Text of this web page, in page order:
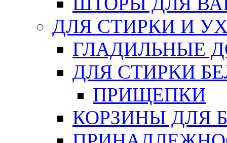
ДЛЯ СТИРКИ И
ГЛАДИЛЬНЫЕ
ДЛЯ СТИРКИ
ПРИЩЕПКИ
КОРЗИНЫ ДЛЯ